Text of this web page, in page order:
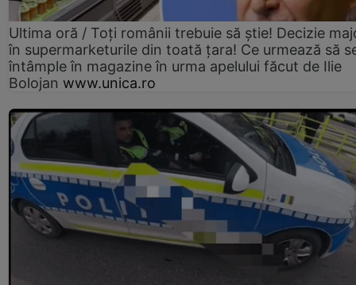
Ultima oră / Toți românii trebuie să știe! Decizie
în supermarketurile din toată țara! Ce urmează să
întâmple în magazine în urma apelului făcut de Ilie
Bolojan www.unica.ro